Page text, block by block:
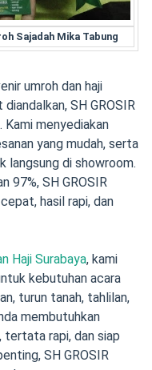
Sajadah Mika Tabung
umroh dan haji
SH GROSIR
Kami menyediakan
yang mudah, serta
langsung di showroom.
97%, SH GROSIR
hasil rapi, dan
Haji Surabaya, kami
kebutuhan acara
turun tanah, tahlilan,
membutuhkan
tertata rapi, dan siap
SH GROSIR